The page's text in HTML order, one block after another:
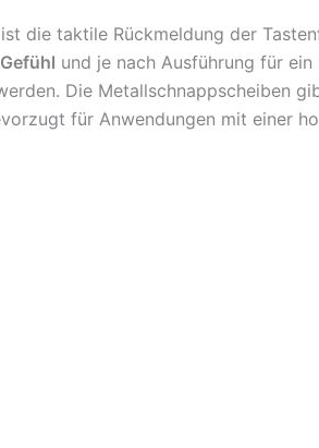
ist die taktile Rückmeldung der
und je nach Ausführung für
Die Metallschnappscheiben
für Anwendungen mit einer